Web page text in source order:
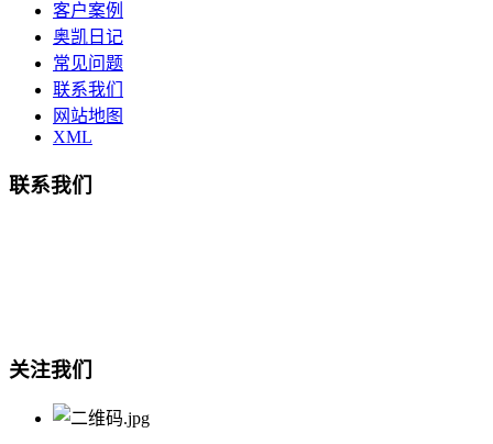
客户案例
奥凯日记
常见问题
联系我们
网站地图
XML
联系我们
关注我们